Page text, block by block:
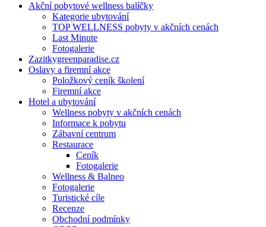
Akční pobytové wellness balíčky
Kategorie ubytování
TOP WELLNESS pobyty v akčních cenách
Last Minute
Fotogalerie
Zazitkygreenparadise.cz
Oslavy a firemní akce
Položkový ceník školení
Firemní akce
Hotel a ubytování
Wellness pobyty v akčních cenách
Informace k pobytu
Zábavní centrum
Restaurace
Ceník
Fotogalerie
Wellness & Balneo
Fotogalerie
Turistické cíle
Recenze
Obchodní podmínky